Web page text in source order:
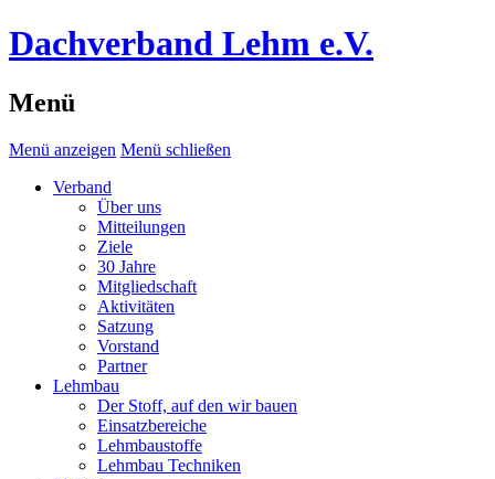
Dachverband Lehm e.V.
Menü
Menü anzeigen Menü schließen
Verband
Über uns
Mitteilungen
Ziele
30 Jahre
Mitgliedschaft
Aktivitäten
Satzung
Vorstand
Partner
Lehmbau
Der Stoff, auf den wir bauen
Einsatzbereiche
Lehmbaustoffe
Lehmbau Techniken